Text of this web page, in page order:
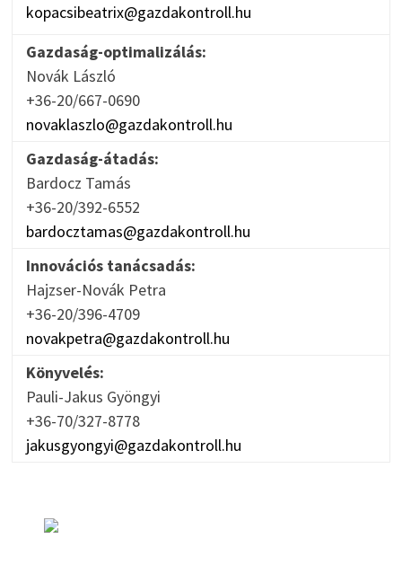
kopacsibeatrix@gazdakontroll.hu
Gazdaság-optimalizálás:
Novák László
+36-20/667-0690
novaklaszlo@gazdakontroll.hu
Gazdaság-átadás:
Bardocz Tamás
+36-20/392-6552
bardocztamas@gazdakontroll.hu
Innovációs tanácsadás:
Hajzser-Novák Petra
+36-20/396-4709
novakpetra@gazdakontroll.hu
Könyvelés:
Pauli-Jakus Gyöngyi
+36-70/327-8778
jakusgyongyi@gazdakontroll.hu